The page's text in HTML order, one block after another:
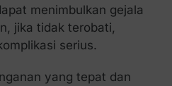
menimbulkan gejala
jika tidak terobati,
serius.
yang tepat dan